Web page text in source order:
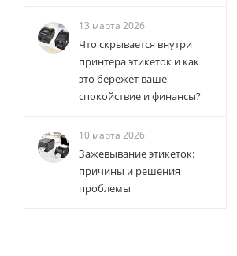
13 марта 2026
Что скрывается внутри
принтера этикеток и как
это бережет ваше
спокойствие и финансы?
10 марта 2026
Зажевывание этикеток:
причины и решения
проблемы